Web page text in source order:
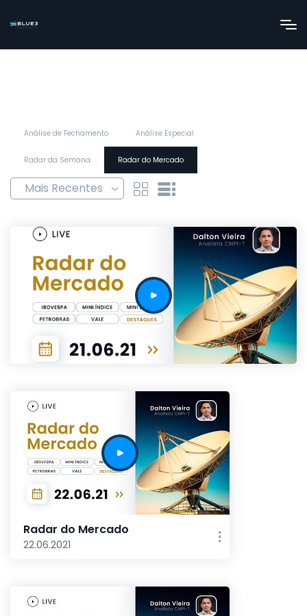
Análise de Fechamento Análise Especial
Radar da Semana Radar do Mercado
Radar do Mercado
22.06.2021